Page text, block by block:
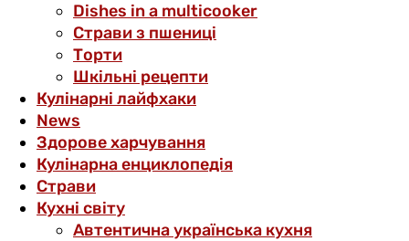
Dishes in a multicooker
Страви з пшениці
Торти
Шкільні рецепти
Кулінарні лайфхаки
News
Здорове харчування
Кулінарна енциклопедія
Страви
Кухні світу
Автентична українська кухня